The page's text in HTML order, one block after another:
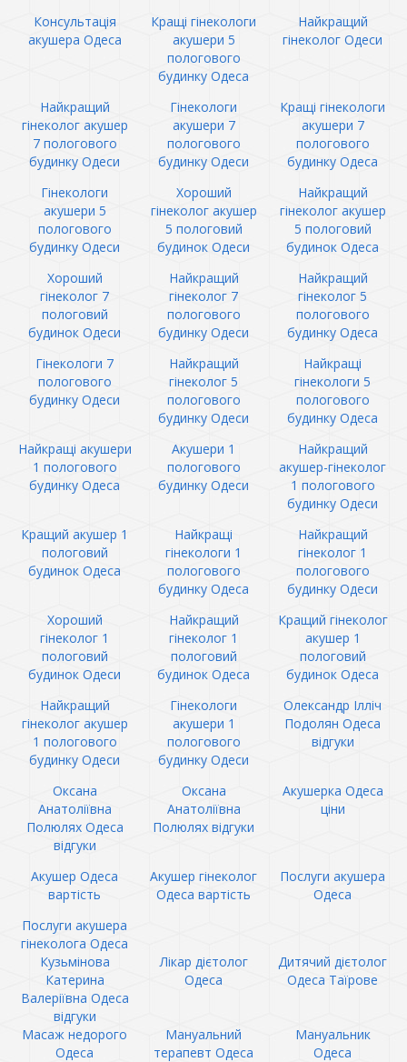
Консультація
акушера Одеса
Кращі гінекологи
акушери 5
пологового
будинку Одеса
Найкращий
гінеколог Одеси
Найкращий
гінеколог акушер
7 пологового
будинку Одеси
Гінекологи
акушери 7
пологового
будинку Одеси
Кращі гінекологи
акушери 7
пологового
будинку Одеса
Гінекологи
акушери 5
пологового
будинку Одеси
Хороший
гінеколог акушер
5 пологовий
будинок Одеси
Найкращий
гінеколог акушер
5 пологовий
будинок Одеса
Хороший
гінеколог 7
пологовий
будинок Одеси
Найкращий
гінеколог 7
пологового
будинку Одеси
Найкращий
гінеколог 5
пологового
будинку Одеса
Гінекологи 7
пологового
будинку Одеси
Найкращий
гінеколог 5
пологового
будинку Одеси
Найкращі
гінекологи 5
пологового
будинку Одеса
Найкращі акушери
1 пологового
будинку Одеса
Акушери 1
пологового
будинку Одеси
Найкращий
акушер-гінеколог
1 пологового
будинку Одеси
Кращий акушер 1
пологовий
будинок Одеса
Найкращі
гінекологи 1
пологового
будинку Одеса
Найкращий
гінеколог 1
пологового
будинку Одеси
Хороший
гінеколог 1
пологовий
будинок Одеси
Найкращий
гінеколог 1
пологовий
будинок Одеса
Кращий гінеколог
акушер 1
пологовий
будинок Одеса
Найкращий
гінеколог акушер
1 пологового
будинку Одеси
Гінекологи
акушери 1
пологового
будинку Одеси
Олександр Ілліч
Подолян Одеса
відгуки
Оксана
Анатоліївна
Полюлях Одеса
відгуки
Оксана
Анатоліївна
Полюлях відгуки
Акушерка Одеса
ціни
Акушер Одеса
вартість
Акушер гінеколог
Одеса вартість
Послуги акушера
Одеса
Послуги акушера
гінеколога Одеса
Кузьмінова
Катерина
Валеріївна Одеса
відгуки
Лікар дієтолог
Одеса
Дитячий дієтолог
Одеса Таїрове
Масаж недорого
Одеса
Мануальний
терапевт Одеса
Мануальник
Одеса